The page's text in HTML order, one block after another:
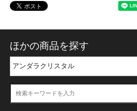
ほかの商品を探す